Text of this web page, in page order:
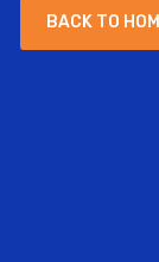
BACK TO HOM